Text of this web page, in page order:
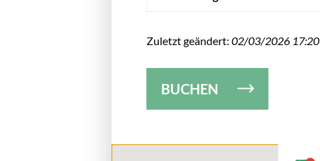
Zuletzt geändert: 02/03/2026 17:20
BUCHEN